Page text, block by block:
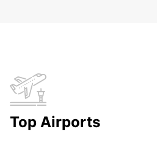
Top Airports